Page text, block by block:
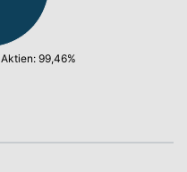
Aktien: 99,46%